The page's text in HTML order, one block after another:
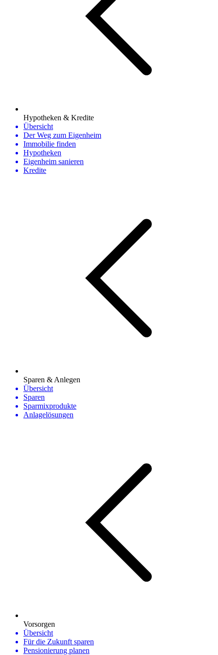
Hypotheken & Kredite
Übersicht
Der Weg zum Eigenheim
Immobilie finden
Hypotheken
Eigenheim sanieren
Kredite
Sparen & Anlegen
Übersicht
Sparen
Sparmixprodukte
Anlagelösungen
Vorsorgen
Übersicht
Für die Zukunft sparen
Pensionierung planen